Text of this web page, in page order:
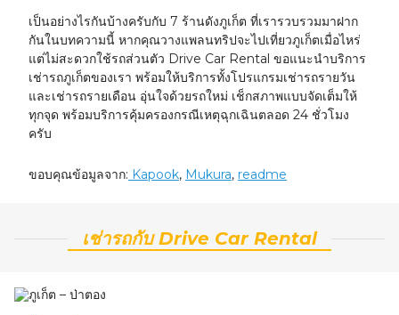
เป็นอย่างไรกันบ้างครับกับ 7 ร้านดังภูเก็ต ที่เรารวบรวมมาฝาก
กันในบทความนี้ หากคุณวางแพลนทริปจะไปเที่ยวภูเก็ตเมื่อไหร่
แต่ไม่สะดวกใช้รถส่วนตัว Drive Car Rental ขอแนะนำบริการ
เช่ารถภูเก็ตของเรา พร้อมให้บริการทั้งโปรแกรมเช่ารถรายวัน
และเช่ารถรายเดือน อุ่นใจด้วยรถใหม่ เช็กสภาพแบบจัดเต็มให้
ทุกจุด พร้อมบริการคุ้มครองกรณีเหตุฉุกเฉินตลอด 24 ชั่วโมง
ครับ
ขอบคุณข้อมูลจาก: Kapook, Mukura, readme
เช่ารถกับ Drive Car Rental